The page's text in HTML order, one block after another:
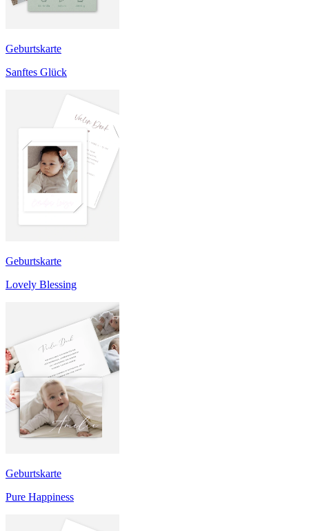
Geburtskarte
Sanftes Glück
Geburtskarte
Lovely Blessing
Geburtskarte
Pure Happiness